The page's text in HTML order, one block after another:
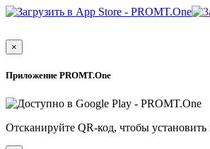
×
Приложение PROMT.One
Отсканируйте QR-код, чтобы